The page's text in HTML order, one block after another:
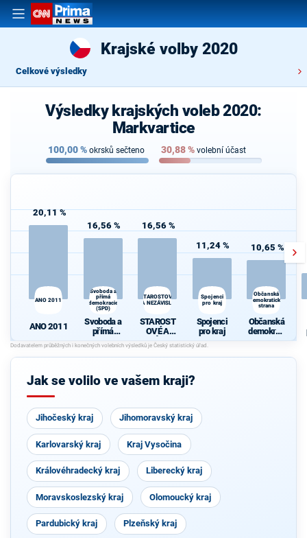
Krajské volby 2020
Celkové výsledky
Výsledky krajských voleb 2020:
Markvartice
100,00% okrsků sečteno 30,88% volební účast
20,11 %
ANO 2011
ANO 2011
16,56 %
Svoboda a
přímá
demokracie
(SPD)
Svoboda a
přímá
demokraci
e (SPD)
16,56 %
STAROSTOVÉ
A NEZÁVISLÍ
STAROST
OVÉ A
NEZÁVISL
Í
11,24 %
Spojenci
pro kraj
Spojenci
pro kraj
10,65 %
Občanská
demokratická
strana
Občanská
demokrati
cká strana
Jak se volilo ve vašem kraji?
Jihočeský kraj Jihomoravský kraj
Karlovarský kraj Kraj Vysočina
Královéhradecký kraj Liberecký kraj
Moravskoslezský kraj Olomoucký kraj
Pardubický kraj Plzeňský kraj